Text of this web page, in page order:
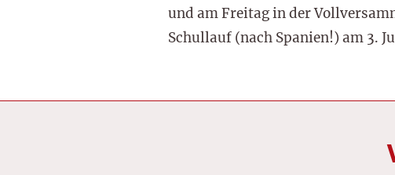
und am Freitag in der
Schullauf (nach Spanien!) am 3.